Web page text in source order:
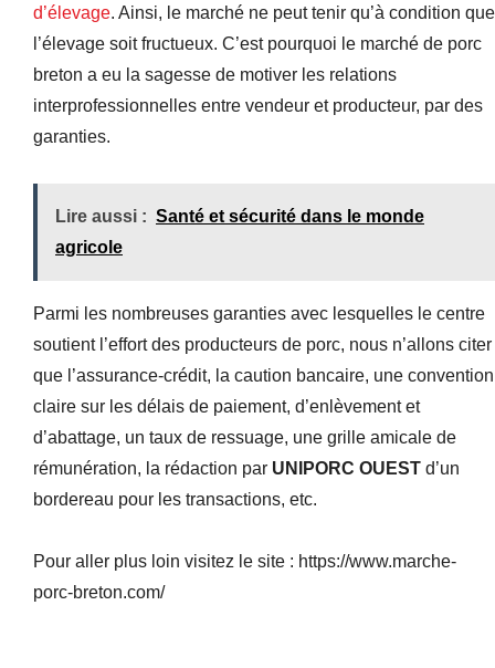
d’élevage. Ainsi, le marché ne peut tenir qu’à condition que
l’élevage soit fructueux. C’est pourquoi le marché de porc
breton a eu la sagesse de motiver les relations
interprofessionnelles entre vendeur et producteur, par des
garanties.
Lire aussi : Santé et sécurité dans le monde
agricole
Parmi les nombreuses garanties avec lesquelles le centre
soutient l’effort des producteurs de porc, nous n’allons citer
que l’assurance-crédit, la caution bancaire, une convention
claire sur les délais de paiement, d’enlèvement et
d’abattage, un taux de ressuage, une grille amicale de
rémunération, la rédaction par UNIPORC OUEST d’un
bordereau pour les transactions, etc.
Pour aller plus loin visitez le site : https://www.marche-
porc-breton.com/